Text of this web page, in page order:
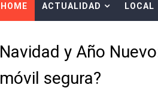
Caja Arequipa lanza
Tres de cada cuatro
OSIPTEL: nueve de
GEANMARCO
HOME ACTUALIDAD LOCAL
Navidad y Año
móvil segura?